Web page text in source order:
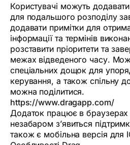
Користувачі можуть
для подальшого розподілу
додавати примітки для
інформації та термінів
розставити пріоритети та
межах відведеного часу.
спеціальних дощок для
керування, а також спільну
можна поділитися.
https://www.dragapp.com/
Додаток працює в
незабаром з’явиться
також є мобільна версія для